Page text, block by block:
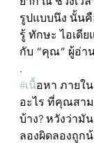
รูปแบบนึง นั้น
รู้ ทักษะ ไอเดี
กับ “คุณ” ผู้อ่า
.
#เนอหา ภายใ
อะไร ที่คุณสา
บ้าง? หวังว่ามั
ลองผิดลองถูกน้